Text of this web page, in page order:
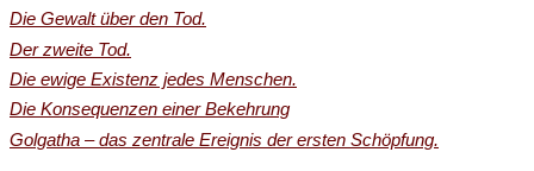
Die Gewalt über den Tod.
Der zweite Tod.
Die ewige Existenz jedes Menschen.
Die Konsequenzen einer Bekehrung
Golgatha – das zentrale Ereignis der ersten Schöpfung.